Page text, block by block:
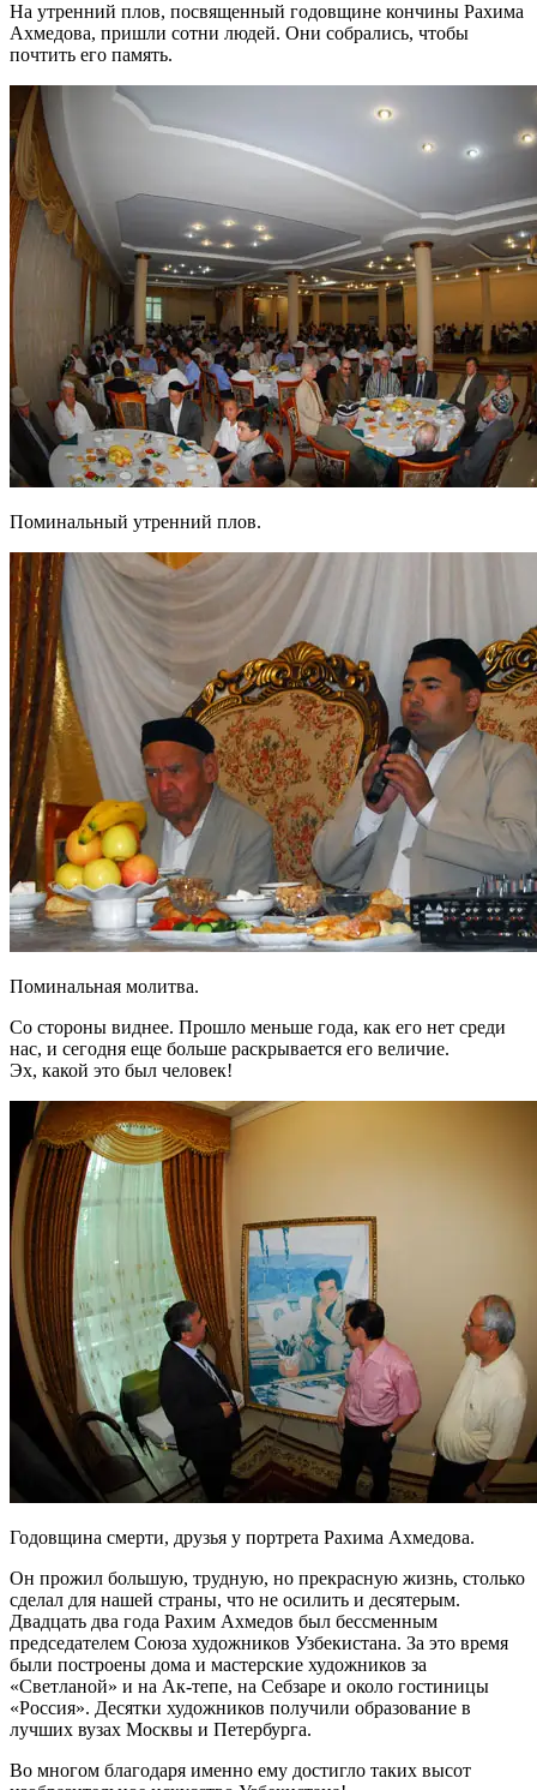
На утренний плов, посвященный годовщине кончины Рахима
Ахмедова, пришли сотни людей. Они собрались, чтобы
почтить его память.
Поминальный утренний плов.
Поминальная молитва.
Со стороны виднее. Прошло меньше года, как его нет среди
нас, и сегодня еще больше раскрывается его величие.
Эх, какой это был человек!
Годовщина смерти, друзья у портрета Рахима Ахмедова.
Он прожил большую, трудную, но прекрасную жизнь, столько
сделал для нашей страны, что не осилить и десятерым.
Двадцать два года Рахим Ахмедов был бессменным
председателем Союза художников Узбекистана. За это время
были построены дома и мастерские художников за
«Светланой» и на Ак-тепе, на Себзаре и около гостиницы
«Россия». Десятки художников получили образование в
лучших вузах Москвы и Петербурга.
Во многом благодаря именно ему достигло таких высот